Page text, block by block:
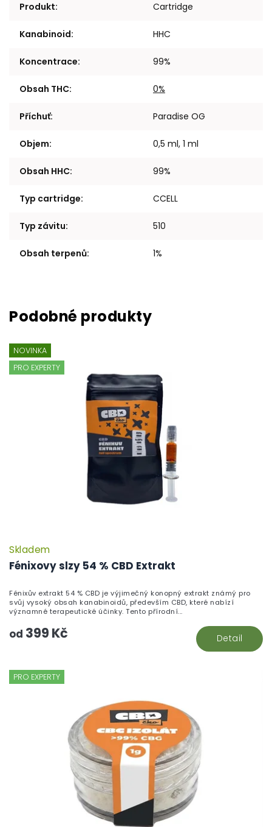
Produkt: Cartridge
Kanabinoid: HHC
Koncentrace: 99%
Obsah THC: 0%
Příchuť: Paradise OG
Objem: 0,5 ml, 1 ml
Obsah HHC: 99%
Typ cartridge: CCELL
Typ závitu: 510
Obsah terpenů: 1%
NOVINKA
PRO EXPERTY
Fénixovy slzy 54 % CBD Extrakt
Skladem
od 399 Kč Detail
Fénixův extrakt 54 % CBD je výjimečný konopný extrakt známý pro
svůj vysoký obsah kanabinoidů, především CBD, které nabízí
významné terapeutické účinky. Tento přírodní...
PRO EXPERTY